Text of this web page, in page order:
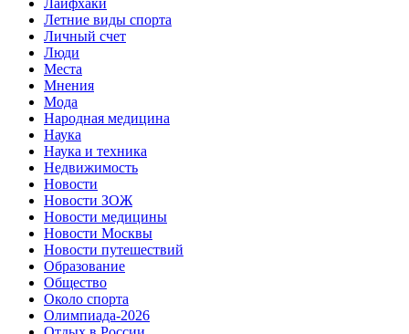
Летние виды спорта
Личный счет
Люди
Места
Мнения
Мода
Народная медицина
Наука
Наука и техника
Недвижимость
Новости
Новости ЗОЖ
Новости медицины
Новости Москвы
Новости путешествий
Образование
Общество
Около спорта
Олимпиада-2026